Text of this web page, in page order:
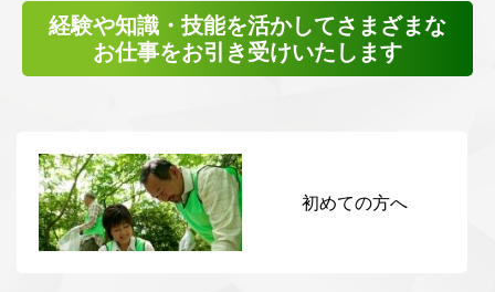
経験や知識・技能を活かしてさまざまな
お仕事をお引き受けいたします
初めての方へ